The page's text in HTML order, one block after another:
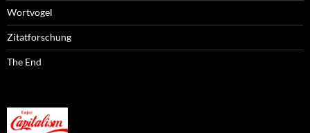
Wortvogel
Zitatforschung
The End